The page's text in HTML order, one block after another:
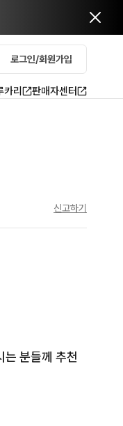
로그인/회원가입
카리 판매자센터
신고하기
는 분들께 추천